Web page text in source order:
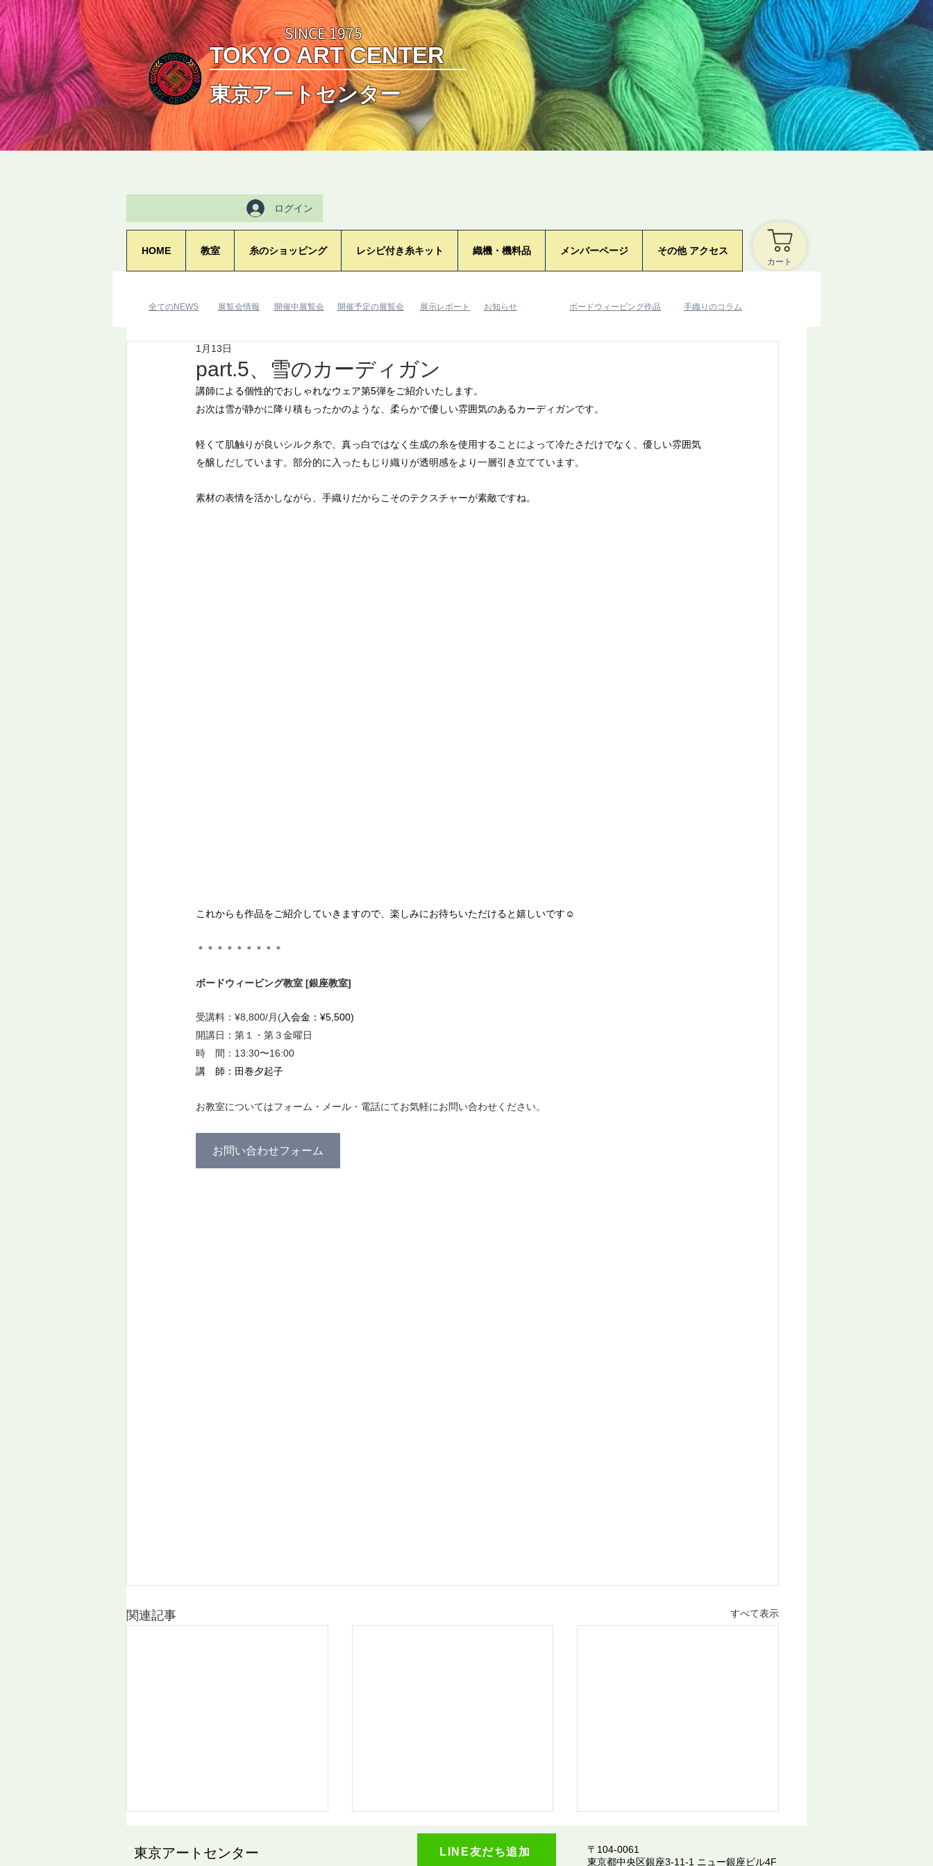
SINCE 1975
TOKYO ART CENTER
東京アートセンター
ログイン
HOME 教室 糸のショッピング レシピ付き糸キット 織機・機料品 メンバーページ その他 アクセス
カート
part.5、雪のカーディガン
1月13日
講師による個性的でおしゃれなウェア第5弾をご紹介いたします。
お次は雪が静かに降り積もったかのような、柔らかで優しい雰囲気のあるカーディガンです。
軽くて肌触りが良いシルク糸で、真っ白ではなく生成の糸を使用することによって冷たさだけでなく、優しい雰囲気
を醸しだしています。部分的に入ったもじり織りが透明感をより一層引き立てています。
素材の表情を活かしながら、手織りだからこそのテクスチャーが素敵ですね。
これからも作品をご紹介していきますので、楽しみにお待ちいただけると嬉しいです☺️
＊＊＊＊＊＊＊＊＊
ボードウィービング教室 [銀座教室]
受講料：¥8,800/月(入会金：¥5,500)
開講日：第１・第３金曜日
時　間：13:30〜16:00
講　師：田巻夕起子
お教室についてはフォーム・メール・電話にてお気軽にお問い合わせください。
お問い合わせフォーム
関連記事 すべて表示
​全てのNEWS ​展覧会情報 ​展示レポート ​お知らせ
​開催中展覧会 ​開催予定の展覧会 ​手織りのコラム
​ボードウィービング作品
​東京アートセンター LINE友だち追加
〒104-0061
​東京都中央区銀座3-11-1 ニュー銀座ビル4F